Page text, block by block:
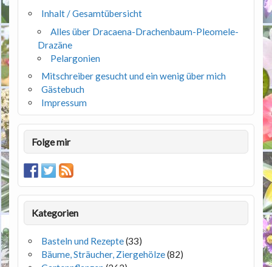
Inhalt / Gesamtübersicht
Alles über Dracaena-Drachenbaum-Pleomele-
Drazäne
Pelargonien
Mitschreiber gesucht und ein wenig über mich
Gästebuch
Impressum
Folge mir
Kategorien
Basteln und Rezepte(33)
Bäume, Sträucher, Ziergehölze(82)